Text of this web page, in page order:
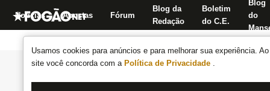
Usamos cookies para anúncios e para melhorar sua experiência.
site você concorda com a Política de Privacidade .
Notícias Apostas Fórum
Blog da
Redação
Boletim
do C.E.
Blog
do